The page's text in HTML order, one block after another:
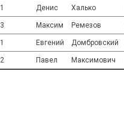
1 Денис Халько
3 Максим Ремезов
1 Евгений Домбровский
2 Павел Максимович